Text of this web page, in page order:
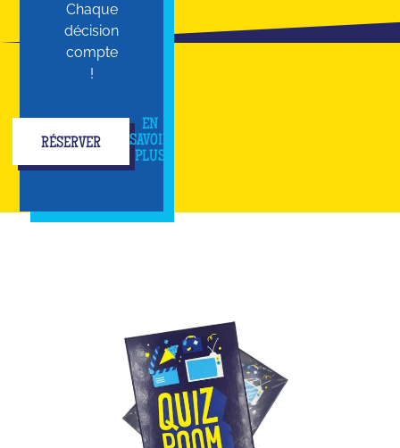
Chaque
décision
compte
!
RÉSERVER
EN
SAVOIR
PLUS